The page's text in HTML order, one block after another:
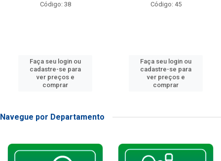
Código: 38
Faça seu login ou
cadastre-se para
ver preços e
comprar
Código: 45
Faça seu login ou
cadastre-se para
ver preços e
comprar
Navegue por Departamento